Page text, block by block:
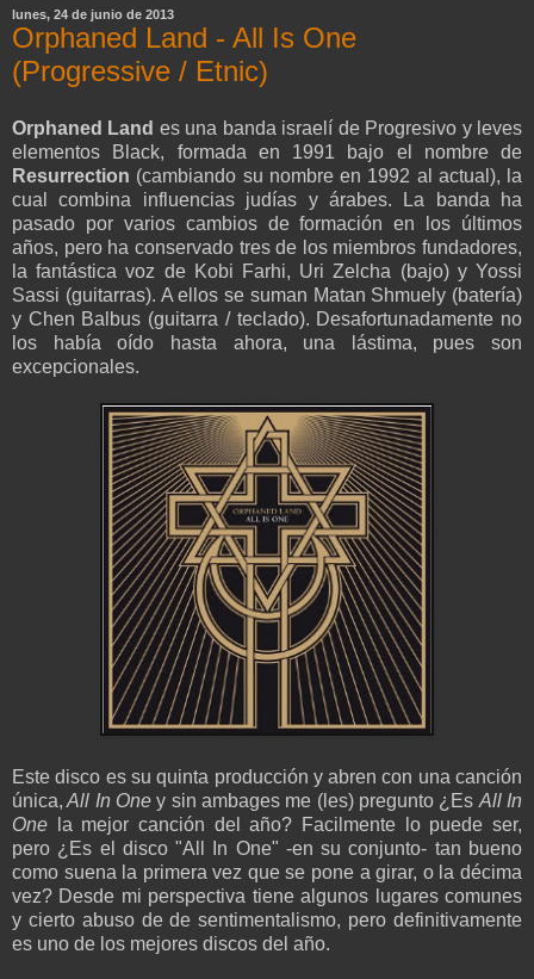
lunes, 24 de junio de 2013
Orphaned Land - All Is One
(Progressive / Etnic)
Orphaned Land es una banda israelí de Progresivo y leves
elementos Black, formada en 1991 bajo el nombre de
Resurrection (cambiando su nombre en 1992 al actual), la
cual combina influencias judías y árabes. La banda ha
pasado por varios cambios de formación en los últimos
años, pero ha conservado tres de los miembros fundadores,
la fantástica voz de Kobi Farhi, Uri Zelcha (bajo) y Yossi
Sassi (guitarras). A ellos se suman Matan Shmuely (batería)
y Chen Balbus (guitarra / teclado). Desafortunadamente no
los había oído hasta ahora, una lástima, pues son
excepcionales.
Este disco es su quinta producción y abren con una canción
única, All In One y sin ambages me (les) pregunto ¿Es All In
One
la mejor canción del año? Facilmente lo puede ser,
pero ¿Es el disco "All In One" -en su conjunto- tan bueno
como suena la primera vez que se pone a girar, o la décima
vez? Desde mi perspectiva tiene algunos lugares comunes
y cierto abuso de de sentimentalismo, pero definitivamente
es uno de los mejores discos del año.